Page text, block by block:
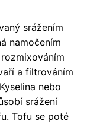
srážením
namočením
a filtrováním
nebo
srážení
Tofu se poté